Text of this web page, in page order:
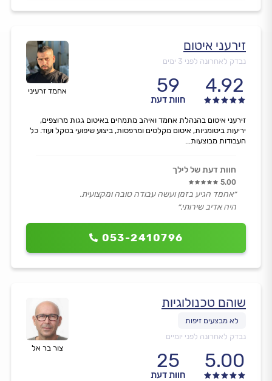
אחמד זרעיני
זירעני איטום
נבדק לאחרונה לפני 3 ימים
4.92
59
חוות דעת
053-2410796
זירעני איטום בהנהלת אחמד ואיהב מתמחים באיטום גגות מרוצפים,
יריעות ביטומניות, איטום מקלטים ומרפסות, ביצוע שיפועי בטקל ועוד. כל
העבודות מבוצעות...
חוות דעת של לילך
5.00
״אחמד הגיע בזמן ועשה עבודה טובה ומקצועית.
היה אדיב שירותי.״
צור בר אל
שוהם טכנולוגיות
נבדק לאחרונה לפני יומיים
5.00
25
חוות דעת